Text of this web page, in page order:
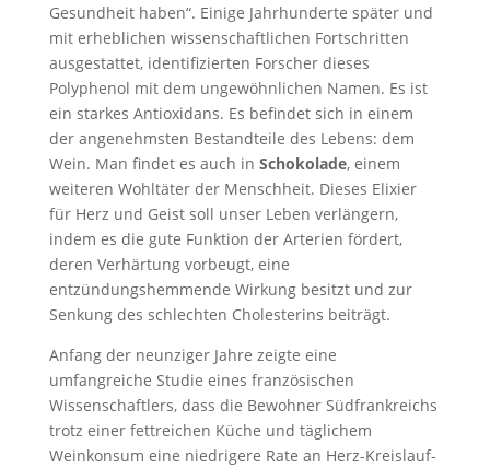
Gesundheit haben“. Einige Jahrhunderte später und
mit erheblichen wissenschaftlichen Fortschritten
ausgestattet, identifizierten Forscher dieses
Polyphenol mit dem ungewöhnlichen Namen. Es ist
ein starkes Antioxidans. Es befindet sich in einem
der angenehmsten Bestandteile des Lebens: dem
Wein. Man findet es auch in Schokolade, einem
weiteren Wohltäter der Menschheit. Dieses Elixier
für Herz und Geist soll unser Leben verlängern,
indem es die gute Funktion der Arterien fördert,
deren Verhärtung vorbeugt, eine
entzündungshemmende Wirkung besitzt und zur
Senkung des schlechten Cholesterins beiträgt.
Anfang der neunziger Jahre zeigte eine
umfangreiche Studie eines französischen
Wissenschaftlers, dass die Bewohner Südfrankreichs
trotz einer fettreichen Küche und täglichem
Weinkonsum eine niedrigere Rate an Herz-Kreislauf-